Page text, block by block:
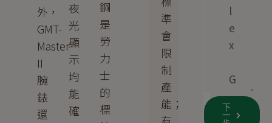
外，
GMT-
Master
II
腕
錶
還
夜
光
顯
示
均
能
確
鋼
是
勞
力
士
的
標
準
會
限
制
產
能；
下
一